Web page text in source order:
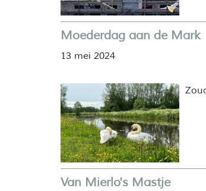
Moederdag aan de Mark
13 mei 2024
Van Mierlo's Mastje